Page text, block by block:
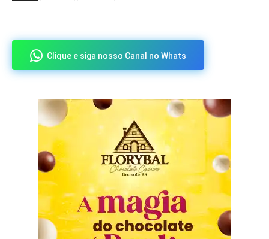
Clique e siga nosso Canal no Whats